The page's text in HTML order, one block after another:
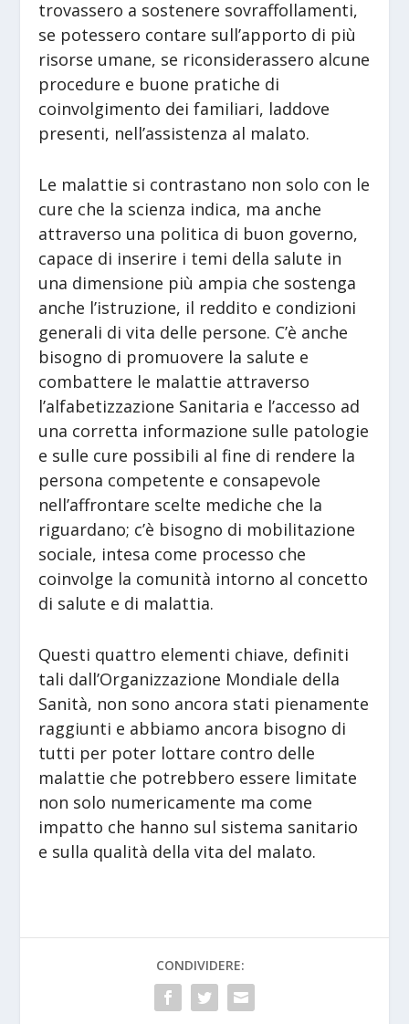
trovassero a sostenere sovraffollamenti,
se potessero contare sull’apporto di più
risorse umane, se riconsiderassero alcune
procedure e buone pratiche di
coinvolgimento dei familiari, laddove
presenti, nell’assistenza al malato.
Le malattie si contrastano non solo con le
cure che la scienza indica, ma anche
attraverso una politica di buon governo,
capace di inserire i temi della salute in
una dimensione più ampia che sostenga
anche l’istruzione, il reddito e condizioni
generali di vita delle persone. C’è anche
bisogno di promuovere la salute e
combattere le malattie attraverso
l’alfabetizzazione Sanitaria e l’accesso ad
una corretta informazione sulle patologie
e sulle cure possibili al fine di rendere la
persona competente e consapevole
nell’affrontare scelte mediche che la
riguardano; c’è bisogno di mobilitazione
sociale, intesa come processo che
coinvolge la comunità intorno al concetto
di salute e di malattia.
Questi quattro elementi chiave, definiti
tali dall’Organizzazione Mondiale della
Sanità, non sono ancora stati pienamente
raggiunti e abbiamo ancora bisogno di
tutti per poter lottare contro delle
malattie che potrebbero essere limitate
non solo numericamente ma come
impatto che hanno sul sistema sanitario
e sulla qualità della vita del malato.
CONDIVIDERE: